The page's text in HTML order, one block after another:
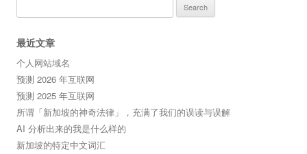
for:
最近文章
个人网站域名
预测 2026 年互联网
预测 2025 年互联网
所谓「新加坡的神奇法律」，充满了我们的误读与误解
AI 分析出来的我是什么样的
新加坡的特定中文词汇